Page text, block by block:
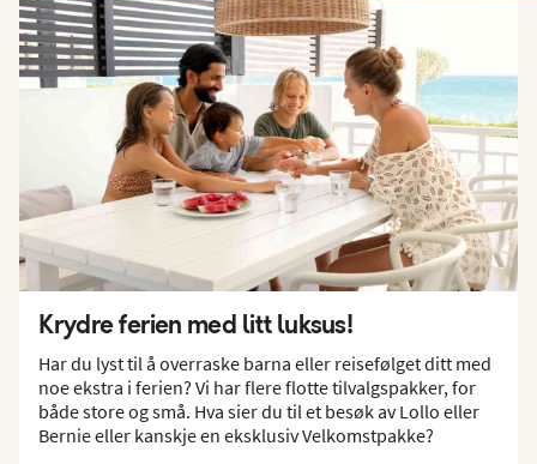
Krydre ferien med litt luksus!
Har du lyst til å overraske barna eller reisefølget ditt med
noe ekstra i ferien? Vi har flere flotte tilvalgspakker, for
både store og små. Hva sier du til et besøk av Lollo eller
Bernie eller kanskje en eksklusiv Velkomstpakke?